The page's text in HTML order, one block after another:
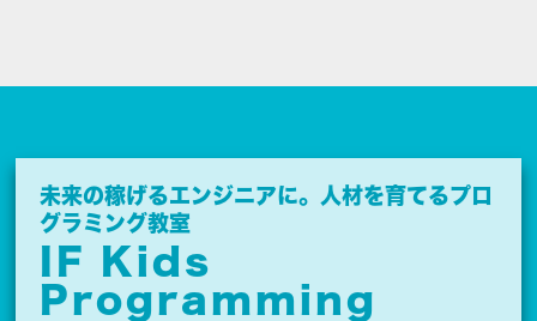
未来の稼げるエンジニアに。
人材を育てるプロ
グラミング教室
IF Kids
Programming